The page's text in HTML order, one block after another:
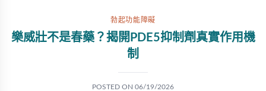
勃起功能障礙
樂威壯不是春藥？揭開PDE5抑制劑真實作用機
制
POSTED ON 06/19/2026